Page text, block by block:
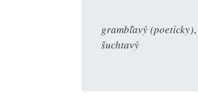
grambľavý (poeticky),
šuchtavý